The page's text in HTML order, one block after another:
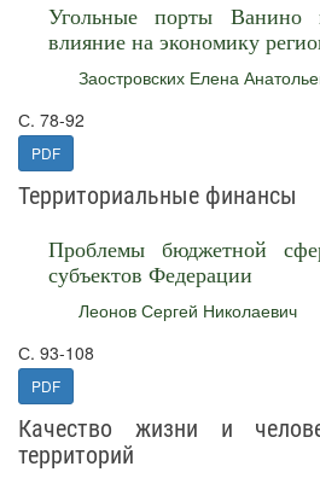
Угольные порты
влияние на экономику
Заостровских Елена
С. 78-92
PDF
Территориальные финансы
Проблемы бюджетной
субъектов Федерации
Леонов Сергей Николаевич
С. 93-108
PDF
Качество жизни и
территорий